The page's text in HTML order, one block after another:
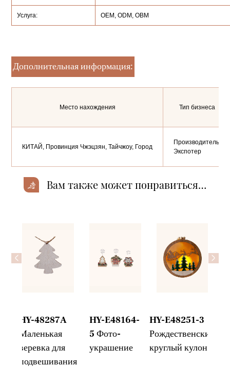
Услуга: OEM, ODM, OBM
Дополнительная информация:
Место нахождения Тип бизнеса
КИТАЙ, Провинция Чжэцзян, Тайчжоу, Город
Производитель,
Экспотер
Вам также может понравиться…
HY-48287A
Маленькая
веревка для
подвешивания
HY-E48164-
5 Фото-
украшение
HY-E48251-3
Рождественский
круглый кулон
< >